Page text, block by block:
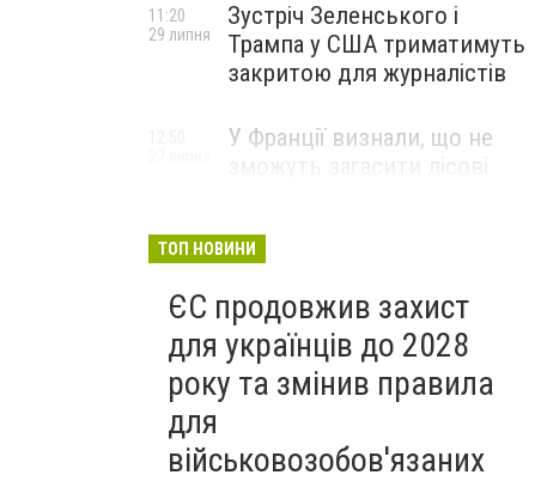
Зустріч Зеленського і
Трампа у США триматимуть
закритою для журналістів
11:20
29 липня
У Франції визнали, що не
ТОП НОВИНИ
ЄС продовжив захист
для українців до 2028
року та змінив правила
для
військовозобов'язаних